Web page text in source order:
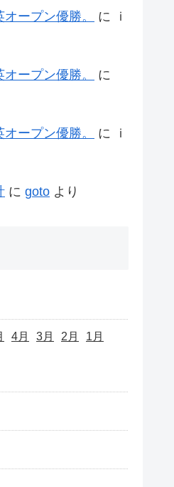
ープン優勝。 に
ｉ
ープン優勝。
に
ープン優勝。 に
ｉ
に goto より
4月 3月 2月 1月